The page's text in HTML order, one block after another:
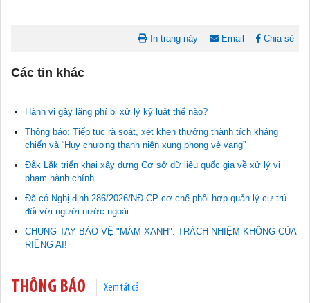
In trang này Email Chia sẻ
Các tin khác
Hành vi gây lãng phí bị xử lý kỷ luật thế nào?
Thông báo: Tiếp tục rà soát, xét khen thưởng thành tích kháng
chiến và “Huy chương thanh niên xung phong vẻ vang”
Đắk Lắk triển khai xây dựng Cơ sở dữ liệu quốc gia về xử lý vi
phạm hành chính
Đã có Nghị định 286/2026/NĐ-CP cơ chế phối hợp quản lý cư trú
đối với người nước ngoài
CHUNG TAY BẢO VỆ "MẦM XANH": TRÁCH NHIỆM KHÔNG CỦA
RIÊNG AI!
THÔNG BÁO Xem tất cả
Tài liệu phục vụ tiêu chí tiếp cận pháp luật trong đánh giá Nông
thôn mới
11/02/2026 08:45:12
15/01/2026 15:29:29